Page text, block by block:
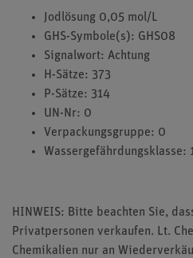
Jodlösung 0,05 mol/L
GHS-Symbole(s): GHS08
Signalwort: Achtung
H-Sätze: 373
P-Sätze: 314
UN-Nr: 0
Verpackungsgruppe: 0
Wassergefährdungsklasse:
HINWEIS: Bitte beachten Sie,
Privatpersonen verkaufen. Lt.
Chemikalien nur an